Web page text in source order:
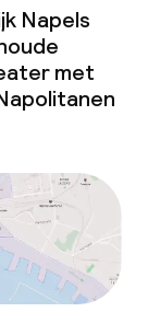
Napels
met